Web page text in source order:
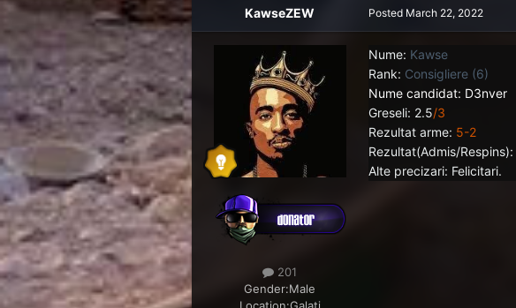
KawseZEW
201
Gender:Male
Posted March 22, 2022
Nume: Kawse
Rank: Consigliere (6)
Nume candidat: D3nver
Greseli: 2.5/3
Rezultat arme: 5-2
Rezultat(Admis/Respins):
Alte precizari: Felicitari.